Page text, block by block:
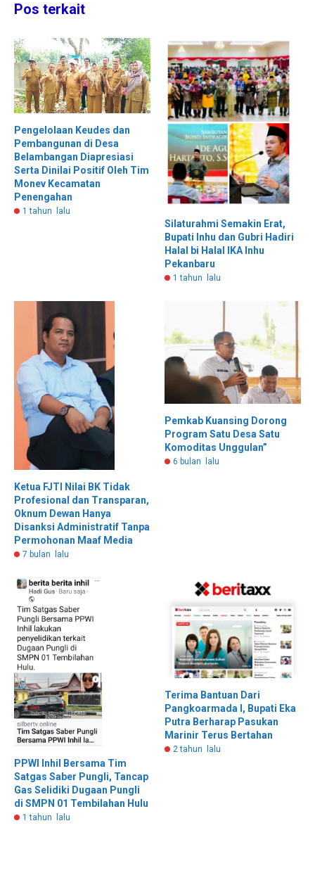
Pos terkait
Pengelolaan Keudes dan
Pembangunan di Desa
Belambangan Diapresiasi
Serta Dinilai Positif Oleh Tim
Monev Kecamatan
Penengahan
1 tahun lalu
Silaturahmi Semakin Erat,
Bupati Inhu dan Gubri Hadiri
Halal bi Halal IKA Inhu
Pekanbaru
1 tahun lalu
Ketua FJTI Nilai BK Tidak
Profesional dan Transparan,
Oknum Dewan Hanya
Disanksi Administratif Tanpa
Permohonan Maaf Media
7 bulan lalu
Pemkab Kuansing Dorong
Program Satu Desa Satu
Komoditas Unggulan”
6 bulan lalu
PPWI Inhil Bersama Tim
Satgas Saber Pungli, Tancap
Gas Selidiki Dugaan Pungli
di SMPN 01 Tembilahan Hulu
1 tahun lalu
Terima Bantuan Dari
Pangkoarmada I, Bupati Eka
Putra Berharap Pasukan
Marinir Terus Bertahan
2 tahun lalu